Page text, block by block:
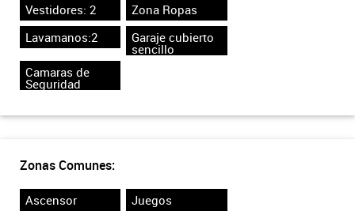
Vestidores: 2
Zona Ropas
Lavamanos:2
Garaje cubierto
sencillo
Camaras de
Seguridad
Zonas Comunes:
Ascensor Juegos